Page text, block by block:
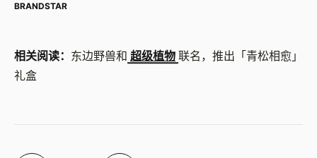
BRANDSTAR
相关阅读： 东边野兽和 超级植物 联名，推出「青松相愈」
礼盒